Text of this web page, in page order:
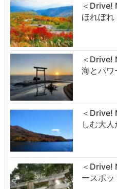
＜Drive!
ほれぼ
＜Drive!
海とパ
＜Drive!
しむ大
＜Drive!
ースポ